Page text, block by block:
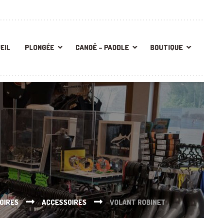
PLONGÉE CANOË – PADDLE BOUTIQUE
ACCESSOIRES VOLANT ROBINET